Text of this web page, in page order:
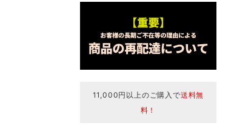
11,000円以上のご購入で送料無
料！